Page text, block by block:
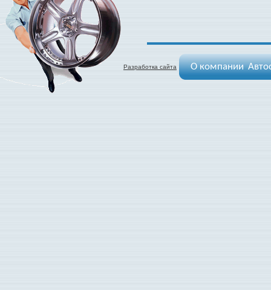
Разработка сайта О компании